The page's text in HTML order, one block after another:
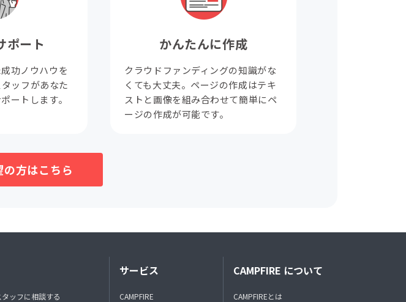
ポート
功ノウハウを
ッフがあなた
ートします。
かんたんに作成
クラウドファンディングの知識がな
くても大丈夫。ページの作成はテキ
ストと画像を組み合わせて簡単にペ
ージの作成が可能です。
の方はこちら
タッフに相談する
サービス
CAMPFIRE
CAMPFIRE について
CAMPFIREとは